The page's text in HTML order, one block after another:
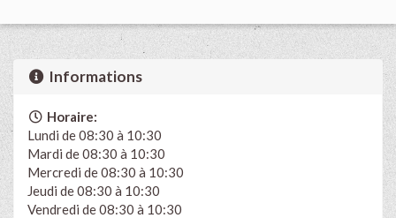
Informations
Horaire:
Lundi de 08:30 à 10:30
Mardi de 08:30 à 10:30
Mercredi de 08:30 à 10:30
Jeudi de 08:30 à 10:30
Vendredi de 08:30 à 10:30